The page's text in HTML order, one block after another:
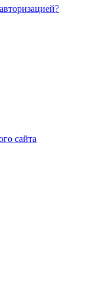
сайта